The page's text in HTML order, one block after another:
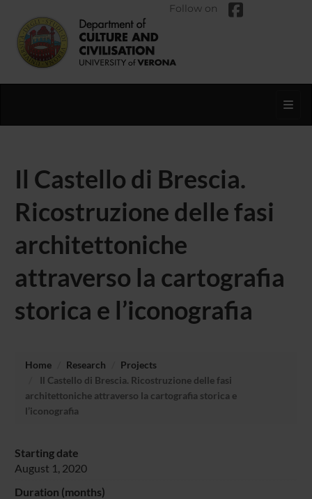
Follow on
Il Castello di Brescia.
Ricostruzione delle fasi
architettoniche
attraverso la cartografia
storica e l’iconografia
Home Research
Projects
Il Castello di Brescia. Ricostruzione delle fasi
architettoniche attraverso la cartografia storica e
l’iconografia
Starting date
August 1, 2020
Duration (months)